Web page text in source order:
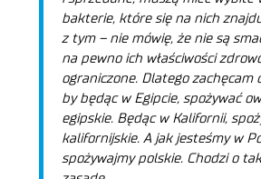
bakterie, które się na nich
z tym – nie mówię, że nie są
na pewno ich właściwości
ograniczone. Dlatego zachęcam
by będąc w Egipcie, spożywać
egipskie. Będąc w Kalifornii,
kalifornijskie. A jak jesteśmy w
spożywajmy polskie. Chodzi o